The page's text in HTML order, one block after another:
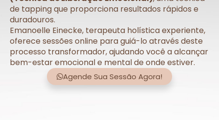
de tapping que proporciona resultados rápidos e
duradouros.
Emanoelle Einecke, terapeuta holística experiente,
oferece sessões online para guiá-lo através deste
processo transformador, ajudando você a alcançar
bem-estar emocional e mental de onde estiver.
Agende Sua Sessão Agora!